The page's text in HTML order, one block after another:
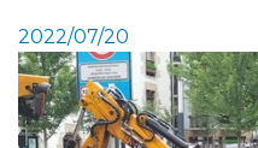
2022/07/20